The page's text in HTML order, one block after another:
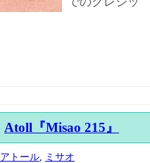
Atoll『Misao 215』
アトール ミサオ